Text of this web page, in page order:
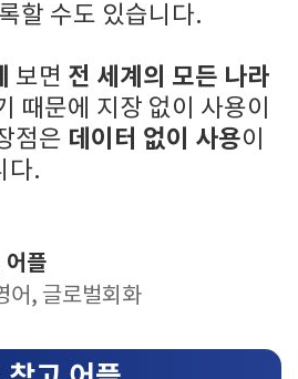
할 수도 있습니다.
보면 전 세계의 모든 나라
때문에 지장 없이 사용이
점은 데이터 없이 사용이
다.
어플
어, 글로벌회화